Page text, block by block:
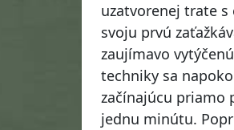
uzatvorenej trate
svoju prvú
zaujímavo
techniky sa
začínajúcu priamo
jednu minútu.